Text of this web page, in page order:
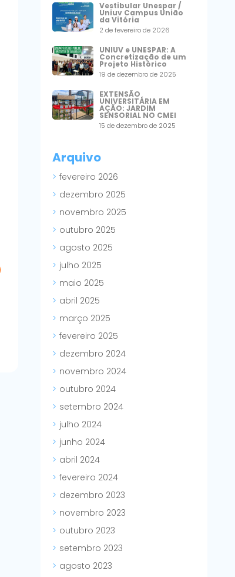
Vestibular Unespar /
Uniuv Campus União
da Vitória
2 de fevereiro de 2026
UNIUV e UNESPAR: A
Concretização de um
Projeto Histórico
19 de dezembro de 2025
EXTENSÃO
UNIVERSITÁRIA EM
AÇÃO: JARDIM
SENSORIAL NO CMEI
15 de dezembro de 2025
Arquivo
fevereiro 2026
dezembro 2025
novembro 2025
outubro 2025
agosto 2025
julho 2025
maio 2025
abril 2025
março 2025
fevereiro 2025
dezembro 2024
novembro 2024
outubro 2024
setembro 2024
julho 2024
junho 2024
abril 2024
fevereiro 2024
dezembro 2023
novembro 2023
outubro 2023
setembro 2023
agosto 2023